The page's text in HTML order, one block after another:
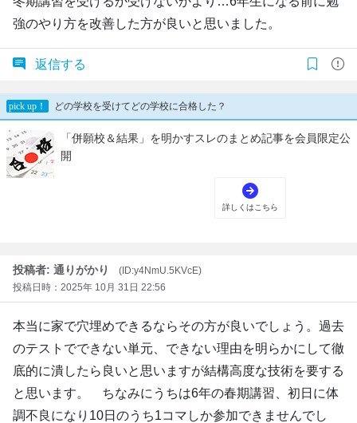
強のやり方を改善した方が良いと思いました。
返信する
投稿者: 通りがかり
(ID:y4NmU.5KVcE)
投稿日時：2025年 10月 31日 22:56
本当に家で穴埋めできるならその方が良いでしょう。過去
のテストでできない単元、できない理由を明らかにして徹
底的に潰したら良いと思いますが結構高度な技術を要する
と思います。 ちなみにうちは6年の春期講習、初日に体
調不良になり10日のうち1コマしか参加できませんでし